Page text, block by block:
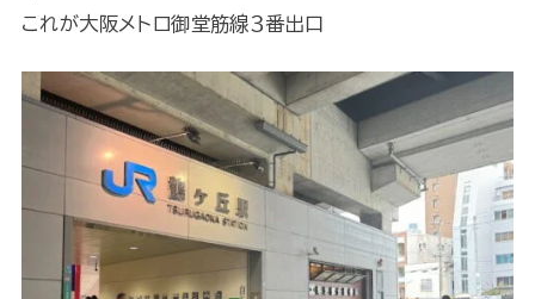
これが大阪メトロ御堂筋線３番出口